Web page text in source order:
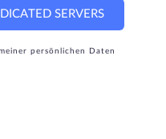
SERVERS
persönlichen Daten